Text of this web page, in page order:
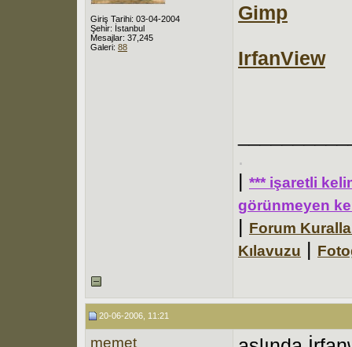
Giriş Tarihi: 03-04-2004
Şehir: İstanbul
Mesajlar: 37,245
Galeri: 88
Gimp
IrfanView
.
| *** işaretli
görünmeyen
| Forum
Kılavuzu |
20-06-2006, 11:21
memet